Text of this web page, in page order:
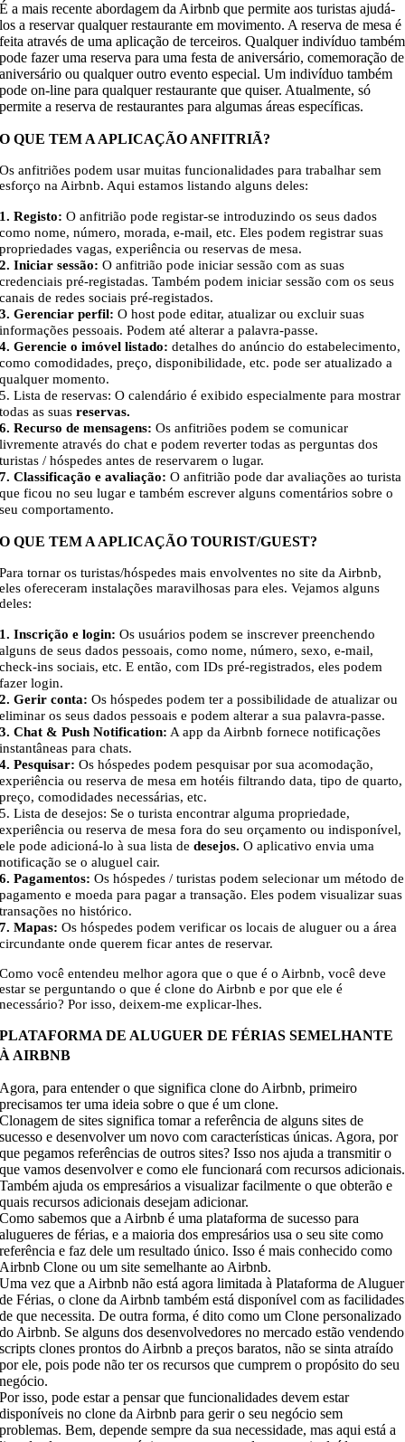
É a mais recente abordagem da Airbnb que permite aos turistas ajudá-
los a reservar qualquer restaurante em movimento. A reserva de mesa é
feita através de uma aplicação de terceiros. Qualquer indivíduo também
pode fazer uma reserva para uma festa de aniversário, comemoração de
aniversário ou qualquer outro evento especial. Um indivíduo também
pode on-line para qualquer restaurante que quiser. Atualmente, só
permite a reserva de restaurantes para algumas áreas específicas.
O QUE TEM A APLICAÇÃO ANFITRIÃ?
Os anfitriões podem usar muitas funcionalidades para trabalhar sem
esforço na Airbnb. Aqui estamos listando alguns deles:
1. Registo: O anfitrião pode registar-se introduzindo os seus dados
como nome, número, morada, e-mail, etc. Eles podem registrar suas
propriedades vagas, experiência ou reservas de mesa.
2. Iniciar sessão: O anfitrião pode iniciar sessão com as suas
credenciais pré-registadas. Também podem iniciar sessão com os seus
canais de redes sociais pré-registados.
3. Gerenciar perfil: O host pode editar, atualizar ou excluir suas
informações pessoais. Podem até alterar a palavra-passe.
4. Gerencie o imóvel listado: detalhes do anúncio do estabelecimento,
como comodidades, preço, disponibilidade, etc. pode ser atualizado a
qualquer momento.
5. Lista de reservas: O calendário é exibido especialmente para mostrar
todas as suasreservas.
6. Recurso de mensagens: Os anfitriões podem se comunicar
livremente através do chat e podem reverter todas as perguntas dos
turistas / hóspedes antes de reservarem o lugar.
7. Classificação e avaliação: O anfitrião pode dar avaliações ao turista
que ficou no seu lugar e também escrever alguns comentários sobre o
seu comportamento.
O QUE TEM A APLICAÇÃO TOURIST/GUEST?
Para tornar os turistas/hóspedes mais envolventes no site da Airbnb,
eles ofereceram instalações maravilhosas para eles. Vejamos alguns
deles:
1. Inscrição e login: Os usuários podem se inscrever preenchendo
alguns de seus dados pessoais, como nome, número, sexo, e-mail,
check-ins sociais, etc. E então, com IDs pré-registrados, eles podem
fazer login.
2. Gerir conta: Os hóspedes podem ter a possibilidade de atualizar ou
eliminar os seus dados pessoais e podem alterar a sua palavra-passe.
3. Chat & Push Notification: A app da Airbnb fornece notificações
instantâneas para chats.
4. Pesquisar: Os hóspedes podem pesquisar por sua acomodação,
experiência ou reserva de mesa em hotéis filtrando data, tipo de quarto,
preço, comodidades necessárias, etc.
5. Lista de desejos: Se o turista encontrar alguma propriedade,
experiência ou reserva de mesa fora do seu orçamento ou indisponível,
ele pode adicioná-lo à sua lista dedesejos. O aplicativo envia uma
notificação se o aluguel cair.
6. Pagamentos: Os hóspedes / turistas podem selecionar um método de
pagamento e moeda para pagar a transação. Eles podem visualizar suas
transações no histórico.
7. Mapas: Os hóspedes podem verificar os locais de aluguer ou a área
circundante onde querem ficar antes de reservar.
Como você entendeu melhor agora que o que é o Airbnb, você deve
estar se perguntando o que é clone do Airbnb e por que ele é
necessário? Por isso, deixem-me explicar-lhes.
PLATAFORMA DE ALUGUER DE FÉRIAS SEMELHANTE
À AIRBNB
Agora, para entender o que significa clone do Airbnb, primeiro
precisamos ter uma ideia sobre o que é um clone.
Clonagem de sites significa tomar a referência de alguns sites de
sucesso e desenvolver um novo com características únicas. Agora, por
que pegamos referências de outros sites? Isso nos ajuda a transmitir o
que vamos desenvolver e como ele funcionará com recursos adicionais.
Também ajuda os empresários a visualizar facilmente o que obterão e
quais recursos adicionais desejam adicionar.
Como sabemos que a Airbnb é uma plataforma de sucesso para
alugueres de férias, e a maioria dos empresários usa o seu site como
referência e faz dele um resultado único. Isso é mais conhecido como
Airbnb Clone ou um site semelhante ao Airbnb.
Uma vez que a Airbnb não está agora limitada à Plataforma de Aluguer
de Férias, o clone da Airbnb também está disponível com as facilidades
de que necessita. De outra forma, é dito como um Clone personalizado
do Airbnb. Se alguns dos desenvolvedores no mercado estão vendendo
scripts clones prontos do Airbnb a preços baratos, não se sinta atraído
por ele, pois pode não ter os recursos que cumprem o propósito do seu
negócio.
Por isso, pode estar a pensar que funcionalidades devem estar
disponíveis no clone da Airbnb para gerir o seu negócio sem
problemas. Bem, depende sempre da sua necessidade, mas aqui está a